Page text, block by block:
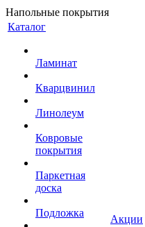
Напольные покрытия
Каталог
Ламинат
Кварцвинил
Линолеум
Ковровые
покрытия
Паркетная
доска
Подложка
Акции